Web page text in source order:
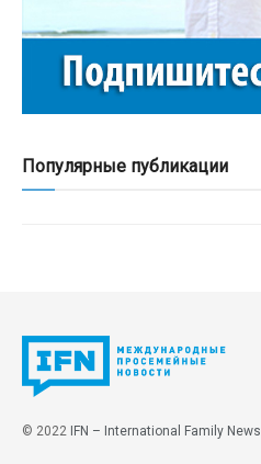
Популярные публикации
© 2022 IFN – International Family News